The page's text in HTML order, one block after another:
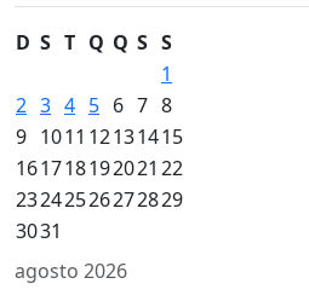
agosto 2026
D S T Q Q S S
1
2 3 4 5 6 7 8
9 1011 12131415
161718192021 22
23242526272829
3031